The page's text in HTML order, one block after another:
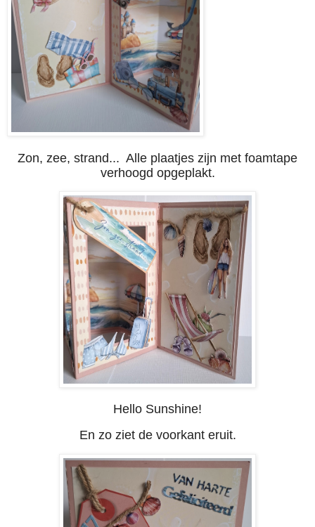
Zon, zee, strand... Alle plaatjes zijn met foamtape
verhoogd opgeplakt.
Hello Sunshine!
En zo ziet de voorkant eruit.